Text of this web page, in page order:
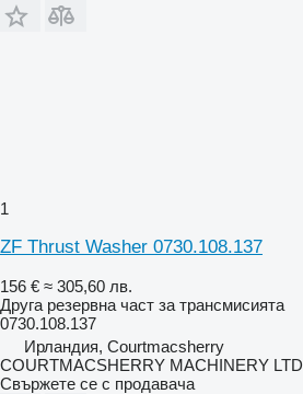
1
ZF Thrust Washer 0730.108.137
156 € ≈ 305,60 лв.
Друга резервна част за трансмисията
0730.108.137
Ирландия, Courtmacsherry
COURTMACSHERRY MACHINERY LTD
Свържете се с продавача